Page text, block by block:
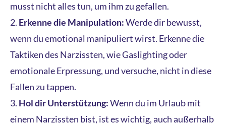
musst nicht alles tun, um ihm zu gefallen.
Erkenne die Manipulation:Werde dir bewusst,
wenn du emotional manipuliert wirst. Erkenne die
Taktiken des Narzissten, wie Gaslighting oder
emotionale Erpressung, und versuche, nicht in diese
Fallen zu tappen.
Hol dir Unterstützung:Wenn du im Urlaub mit
einem Narzissten bist, ist es wichtig, auch außerhalb